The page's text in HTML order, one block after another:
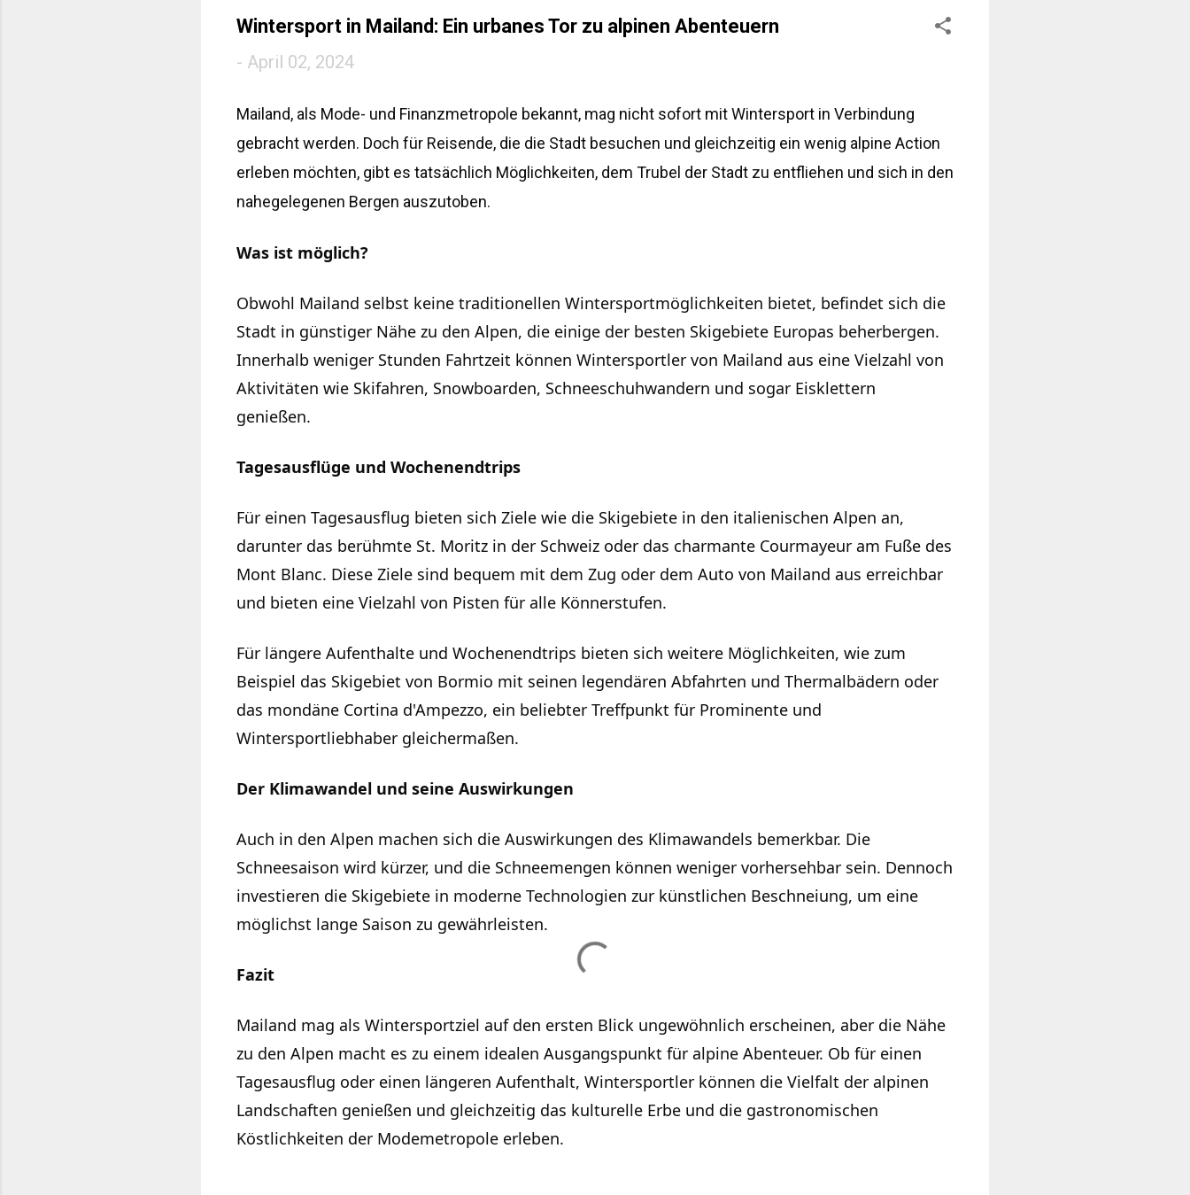
und weitere...
Wintersport in Mailand: Ein urbanes Tor zu alpinen Abenteuern
- April 02, 2024
Mailand, als Mode- und Finanzmetropole bekannt, mag nicht sofort mit Wintersport in Verbindung
gebracht werden. Doch für Reisende, die die Stadt besuchen und gleichzeitig ein wenig alpine Action
erleben möchten, gibt es tatsächlich Möglichkeiten, dem Trubel der Stadt zu entfliehen und sich in den
nahegelegenen Bergen auszutoben.
Was ist möglich?
Obwohl Mailand selbst keine traditionellen Wintersportmöglichkeiten bietet, befindet sich die
Stadt in günstiger Nähe zu den Alpen, die einige der besten Skigebiete Europas beherbergen.
Innerhalb weniger Stunden Fahrtzeit können Wintersportler von Mailand aus eine Vielzahl von
Aktivitäten wie Skifahren, Snowboarden, Schneeschuhwandern und sogar Eisklettern
genießen.
Tagesausflüge und Wochenendtrips
Für einen Tagesausflug bieten sich Ziele wie die Skigebiete in den italienischen Alpen an,
darunter das berühmte St. Moritz in der Schweiz oder das charmante Courmayeur am Fuße des
Mont Blanc. Diese Ziele sind bequem mit dem Zug oder dem Auto von Mailand aus erreichbar
und bieten eine Vielzahl von Pisten für alle Könnerstufen.
Für längere Aufenthalte und Wochenendtrips bieten sich weitere Möglichkeiten, wie zum
Beispiel das Skigebiet von Bormio mit seinen legendären Abfahrten und Thermalbädern oder
das mondäne Cortina d'Ampezzo, ein beliebter Treffpunkt für Prominente und
Wintersportliebhaber gleichermaßen.
Der Klimawandel und seine Auswirkungen
Auch in den Alpen machen sich die Auswirkungen des Klimawandels bemerkbar. Die
Schneesaison wird kürzer, und die Schneemengen können weniger vorhersehbar sein. Dennoch
investieren die Skigebiete in moderne Technologien zur künstlichen Beschneiung, um eine
möglichst lange Saison zu gewährleisten.
Fazit
Mailand mag als Wintersportziel auf den ersten Blick ungewöhnlich erscheinen, aber die Nähe
zu den Alpen macht es zu einem idealen Ausgangspunkt für alpine Abenteuer. Ob für einen
Tagesausflug oder einen längeren Aufenthalt, Wintersportler können die Vielfalt der alpinen
Landschaften genießen und gleichzeitig das kulturelle Erbe und die gastronomischen
Köstlichkeiten der Modemetropole erleben.